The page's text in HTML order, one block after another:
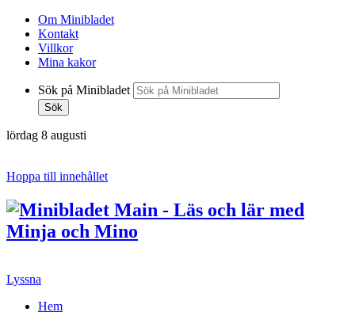
Om Minibladet
Kontakt
Villkor
Mina kakor
Sök på Minibladet
Sök
lördag 8 augusti
Hoppa till innehållet
Lyssna
Hem